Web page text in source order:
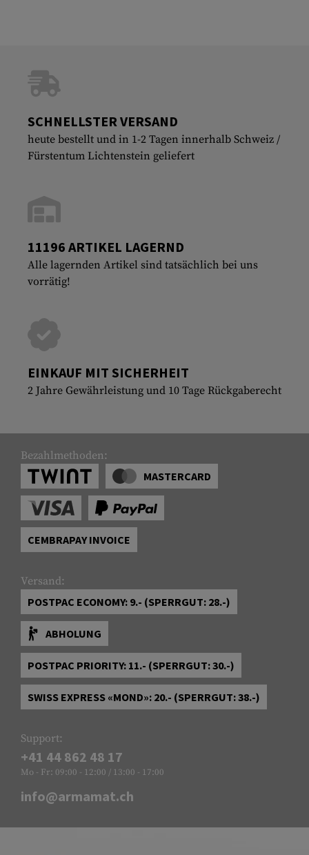
SCHNELLSTER VERSAND
heute bestellt und in 1-2 Tagen innerhalb Schweiz /
Fürstentum Lichtenstein geliefert
11196 ARTIKEL LAGERND
Alle lagernden Artikel sind tatsächlich bei uns
vorrätig!
EINKAUF MIT SICHERHEIT
2 Jahre Gewährleistung und 10 Tage Rückgaberecht
Bezahlmethoden:
MASTERCARD
CEMBRAPAY INVOICE
Versand:
POSTPAC ECONOMY: 9.- (SPERRGUT: 28.-)
ABHOLUNG
POSTPAC PRIORITY: 11.- (SPERRGUT: 30.-)
SWISS EXPRESS «MOND»: 20.- (SPERRGUT: 38.-)
Support:
+41 44 862 48 17
Mo - Fr: 09:00 - 12:00 / 13:00 - 17:00
info@armamat.ch